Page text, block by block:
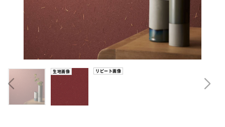
生地画像 リピート画像